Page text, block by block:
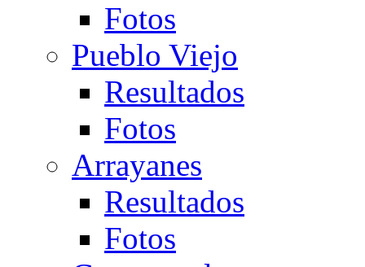
Fotos
Pueblo Viejo
Resultados
Fotos
Arrayanes
Resultados
Fotos